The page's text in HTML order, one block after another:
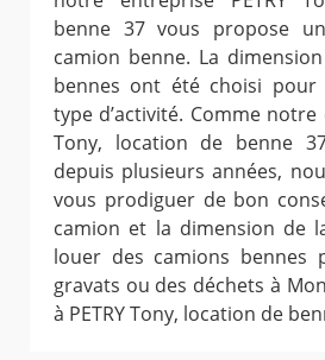
benne 37 vous propose
camion benne. La
bennes ont été choisi pour
type d’activité. Comme notre
Tony, location de benne
depuis plusieurs années,
vous prodiguer de bon
camion et la dimension de
louer des camions bennes
gravats ou des déchets à
à PETRY Tony, location de